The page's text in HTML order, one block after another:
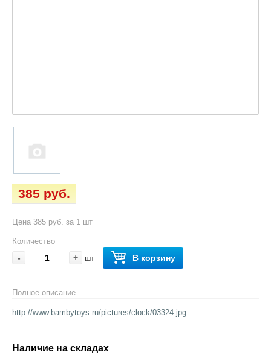
385 руб.
Цена 385 руб. за 1 шт
Количество
- + шт В корзину
Полное описание
http://www.bambytoys.ru/pictures/clock/03324.jpg
Наличие на складах